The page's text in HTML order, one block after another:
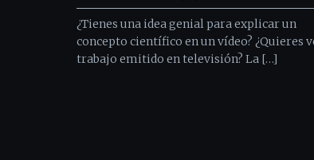
¿Tienes una idea genial para explicar un
concepto científico en un vídeo? ¿Quieres
trabajo emitido en televisión? La […]